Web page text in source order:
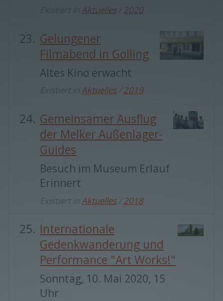
Aktuelles 2020
Gelungener
Filmabend in Golling
Altes Kino erwacht
Existiert inAktuelles / 2019
Gemeinsamer Ausflug
der Melker Außenlager-
Guides
Besuch im Museum Erlauf
Erinnert
Existiert in Aktuelles /2018
Internationale
Gedenkwanderung und
Performance "Art Works!"
Sonntag, 10. Mai 2020, 15
Uhr